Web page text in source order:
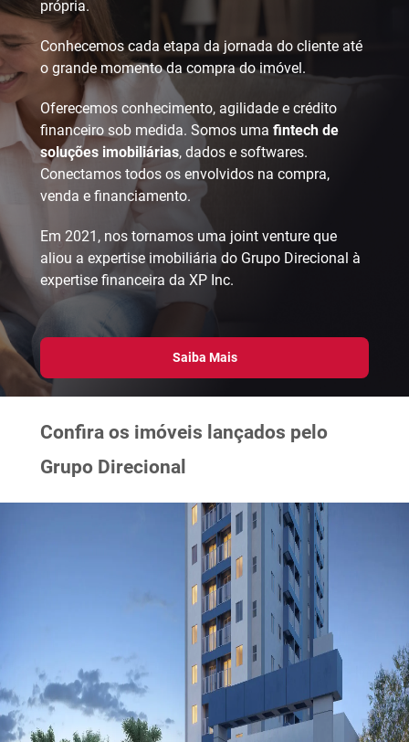
própria.
Conhecemos cada etapa da jornada do cliente até
o grande momento da compra do imóvel.
Oferecemos conhecimento, agilidade e crédito
financeiro sob medida. Somos uma fintech de
soluções imobiliárias, dados e softwares.
Conectamos todos os envolvidos na compra,
venda e financiamento.
Em 2021, nos tornamos uma joint venture que
aliou a expertise imobiliária do Grupo Direcional à
expertise financeira da XP Inc.
Saiba Mais
Confira os imóveis lançados pelo
Grupo Direcional